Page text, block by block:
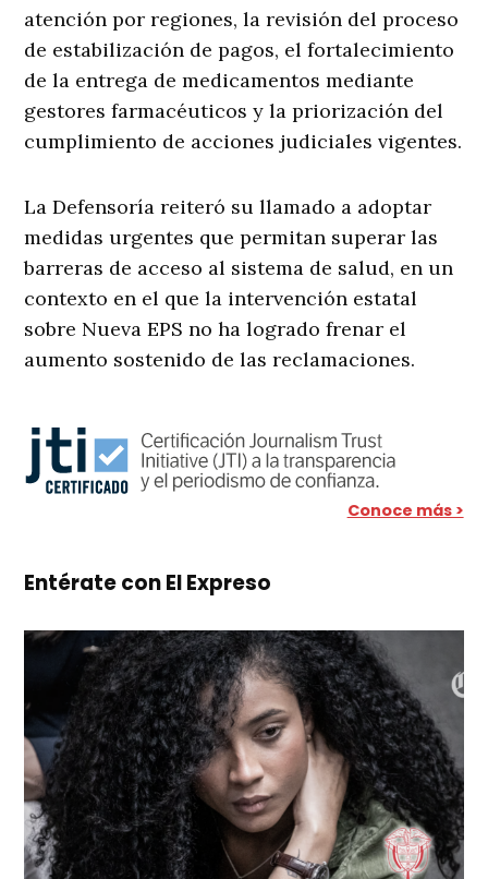
atención por regiones, la revisión del proceso
de estabilización de pagos, el fortalecimiento
de la entrega de medicamentos mediante
gestores farmacéuticos y la priorización del
cumplimiento de acciones judiciales vigentes.
La Defensoría reiteró su llamado a adoptar
medidas urgentes que permitan superar las
barreras de acceso al sistema de salud, en un
contexto en el que la intervención estatal
sobre Nueva EPS no ha logrado frenar el
aumento sostenido de las reclamaciones.
Conoce más >
Entérate con El Expreso